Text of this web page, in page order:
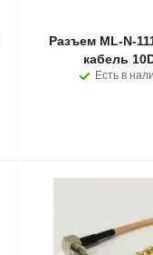
Разъем ML-N-
кабель
Есть в